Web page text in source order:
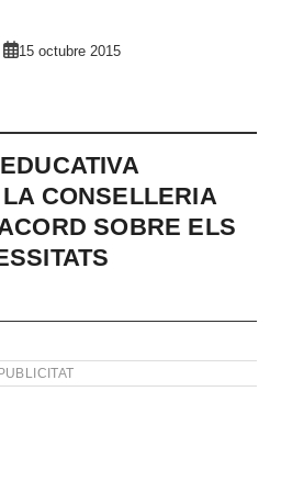
15 octubre 2015
CONSELLERIA
SOBRE ELS